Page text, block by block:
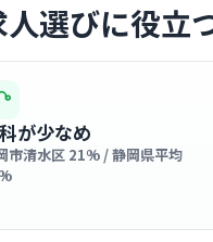
選びに役立
が少なめ
市清水区 21% / 静岡県平均